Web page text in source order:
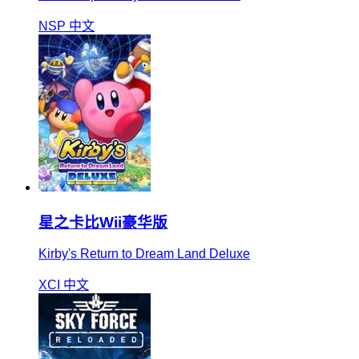
NSP 中文
星之卡比Wii豪华版
Kirby's Return to Dream Land Deluxe
XCI 中文